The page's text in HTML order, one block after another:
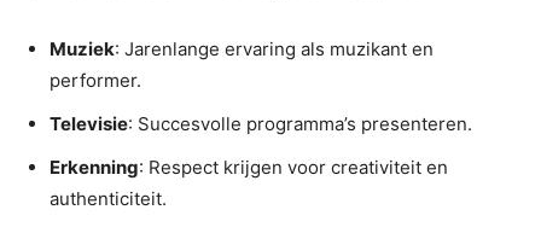
Muziek: Jarenlange ervaring als muzikant en
performer.
Televisie: Succesvolle programma’s presenteren.
Erkenning: Respect krijgen voor creativiteit en
authenticiteit.